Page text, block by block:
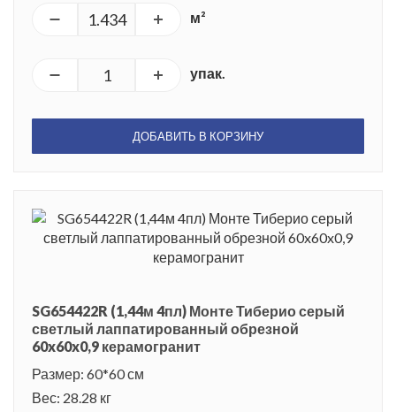
м²
упак.
ДОБАВИТЬ В КОРЗИНУ
SG654422R (1,44м 4пл) Монте Тиберио серый
светлый лаппатированный обрезной
60x60x0,9 керамогранит
Размер: 60*60 см
Вес: 28.28 кг